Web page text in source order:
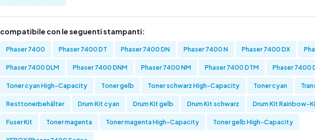
compatibile con le seguenti stampanti:
Phaser 7400 Phaser 7400 DT Phaser 7400 DN Phaser 7400 N Phaser 7400 DX
Phaser 7400 DLM Phaser 7400 DNM Phaser 7400 NM Phaser 7400 DTM Phaser 7400
Toner cyan High-Capacity Toner gelb Toner schwarz High-Capacity Toner cyan
Resttonerbehälter Drum Kit cyan Drum Kit gelb Drum Kit schwarz Drum Kit Rainbow-
Fuser Kit Toner magenta Toner magenta High-Capacity Toner gelb High-Capacity